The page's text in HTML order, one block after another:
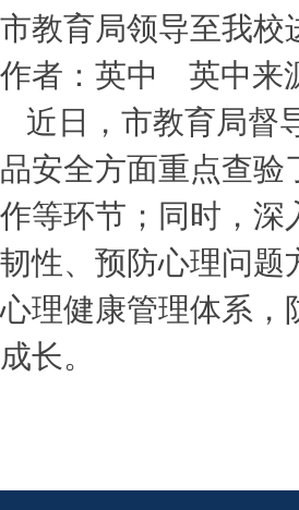
市教育局领导至我校
作者：英中 英中来
近日，市教育局督
品安全方面重点查验
作等环节；同时，深
韧性、预防心理问题
心理健康管理体系，
成长。